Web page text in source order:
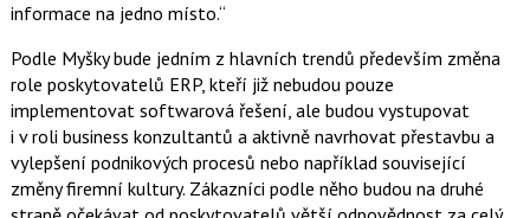
informace na jedno místo.“
Podle Myšky bude jedním z hlavních trendů především změna
role poskytovatelů ERP, kteří již nebudou pouze
implementovat softwarová řešení, ale budou vystupovat
i v roli business konzultantů a aktivně navrhovat přestavbu a
vylepšení podnikových procesů nebo například související
změny firemní kultury. Zákazníci podle něho budou na druhé